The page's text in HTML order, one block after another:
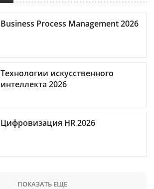
Business Process Management 2026
Технологии искусственного
интеллекта 2026
Цифровизация HR 2026
ПОКАЗАТЬ ЕЩЕ